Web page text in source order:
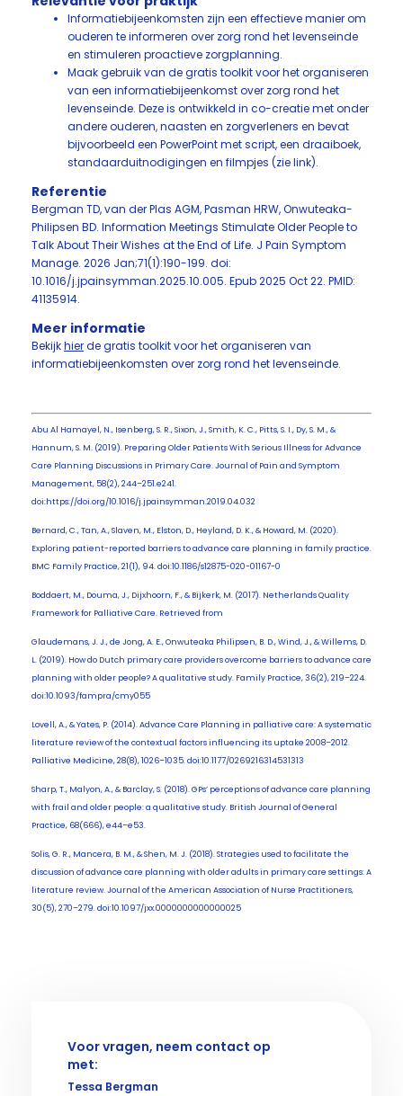
Informatiebijeenkomsten zijn een effectieve manier om
ouderen te informeren over zorg rond het levenseinde
en stimuleren proactieve zorgplanning.
Maak gebruik van de gratis toolkit voor het organiseren
van een informatiebijeenkomst over zorg rond het
levenseinde. Deze is ontwikkeld in co-creatie met onder
andere ouderen, naasten en zorgverleners en bevat
bijvoorbeeld een PowerPoint met script, een draaiboek,
standaarduitnodigingen en filmpjes (zie link).
Referentie
Bergman TD, van der Plas AGM, Pasman HRW, Onwuteaka-
Philipsen BD. Information Meetings Stimulate Older People to
Talk About Their Wishes at the End of Life. J Pain Symptom
Manage. 2026 Jan;71(1):190-199. doi:
10.1016/j.jpainsymman.2025.10.005. Epub 2025 Oct 22. PMID:
41135914.
Meer informatie
Bekijkhierde gratis toolkit voor het organiseren van
informatiebijeenkomsten over zorg rond het levenseinde.
Abu Al Hamayel, N., Isenberg, S. R., Sixon, J., Smith, K. C., Pitts, S. I., Dy, S. M., &
Hannum, S. M. (2019). Preparing Older Patients With Serious Illness for Advance
Care Planning Discussions in Primary Care. Journal of Pain and Symptom
Management, 58(2), 244–251.e241.
doi:https://doi.org/10.1016/j.jpainsymman.2019.04.032
Bernard, C., Tan, A., Slaven, M., Elston, D., Heyland, D. K., & Howard, M. (2020).
Exploring patient-reported barriers to advance care planning in family practice.
BMC Family Practice, 21(1), 94. doi:10.1186/s12875-020-01167-0
Boddaert, M., Douma, J., Dijxhoorn, F., & Bijkerk, M. (2017). Netherlands Quality
Framework for Palliative Care. Retrieved from
Glaudemans, J. J., de Jong, A. E., Onwuteaka Philipsen, B. D., Wind, J., & Willems, D.
L. (2019). How do Dutch primary care providers overcome barriers to advance care
planning with older people? A qualitative study. Family Practice, 36(2), 219–224.
doi:10.1093/fampra/cmy055
Lovell, A., & Yates, P. (2014). Advance Care Planning in palliative care: A systematic
literature review of the contextual factors influencing its uptake 2008–2012.
Palliative Medicine, 28(8), 1026–1035. doi:10.1177/0269216314531313
Sharp, T., Malyon, A., & Barclay, S. (2018). GPs’ perceptions of advance care planning
with frail and older people: a qualitative study. British Journal of General
Practice, 68(666), e44–e53.
Solis, G. R., Mancera, B. M., & Shen, M. J. (2018). Strategies used to facilitate the
discussion of advance care planning with older adults in primary care settings: A
literature review. Journal of the American Association of Nurse Practitioners,
30(5), 270–279. doi:10.1097/jxx.0000000000000025
Voor vragen, neem contact op
met:
Tessa Bergman